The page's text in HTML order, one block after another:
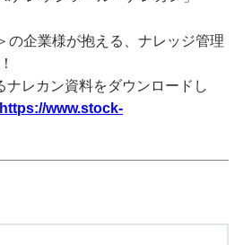
の企業様が抱える、ナレッジ管理
ナレカン資料をダウンロードし
https://www.stock-